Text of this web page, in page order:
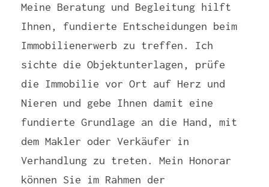
Meine Beratung und Begleitung hilft
Ihnen, fundierte Entscheidungen beim
Immobilienerwerb zu treffen. Ich
sichte die Objektunterlagen, prüfe
die Immobilie vor Ort auf Herz und
Nieren und gebe Ihnen damit eine
fundierte Grundlage an die Hand, mit
dem Makler oder Verkäufer in
Verhandlung zu treten. Mein Honorar
können Sie im Rahmen der